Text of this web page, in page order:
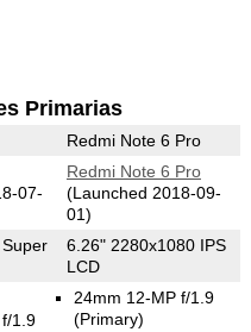
Primarias
Redmi Note 6 Pro
07-
Redmi Note 6 Pro
(Launched 2018-09-
01)
6.26" 2280x1080 IPS
LCD
1.9
24mm 12-MP f/1.9
(Primary)